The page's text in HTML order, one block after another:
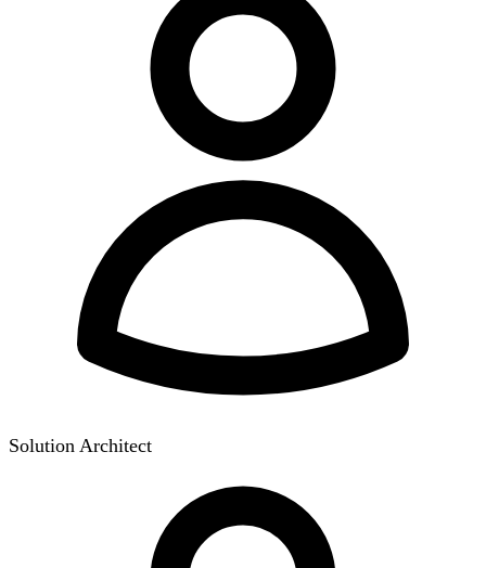
Solution Architect